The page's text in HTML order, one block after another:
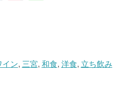
イン, 三宮, 和食, 洋食, 立ち飲み